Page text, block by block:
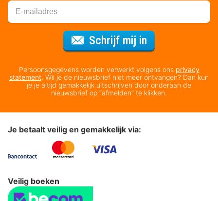
Schrijf mij in
Persoonsgegevens worden verwerkt volgens ons privacy
statement. Wil je de nieuwsbrief niet meer ontvangen? Dan kun
je je altijd gemakkelijk uitschrijven door onderaan de
nieuwsbrief op “afmelden” te klikken.
Je betaalt veilig en gemakkelijk via:
Veilig boeken